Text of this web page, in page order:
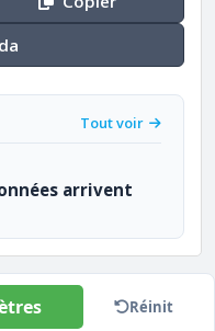
Tout voir
arrivent
Réinit